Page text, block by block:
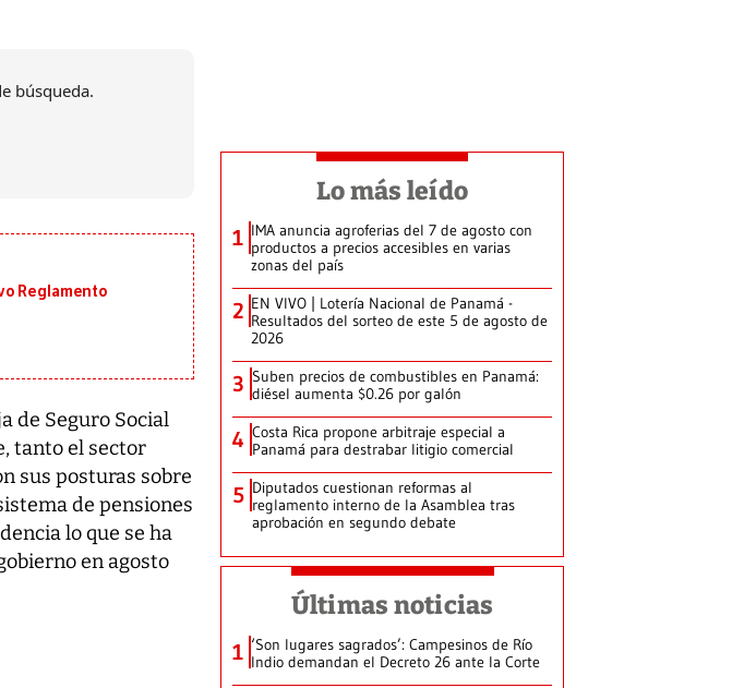
búsqueda.
Reglamento
de Seguro Social
tanto el sector
sus posturas sobre
de pensiones
lo que se ha
en agosto
Lo más leído
1 IMA anuncia agroferias del 7 de agosto con
productos a precios accesibles en varias
zonas del país
2 EN VIVO | Lotería Nacional de Panamá -
Resultados del sorteo de este 5 de agosto de
2026
3 Suben precios de combustibles en Panamá:
diésel aumenta $0.26 por galón
4 Costa Rica propone arbitraje especial a
Panamá para destrabar litigio comercial
5 Diputados cuestionan reformas al
reglamento interno de la Asamblea tras
aprobación en segundo debate
Últimas noticias
1 ‘Son lugares sagrados’: Campesinos de Río
Indio demandan el Decreto 26 ante la Corte